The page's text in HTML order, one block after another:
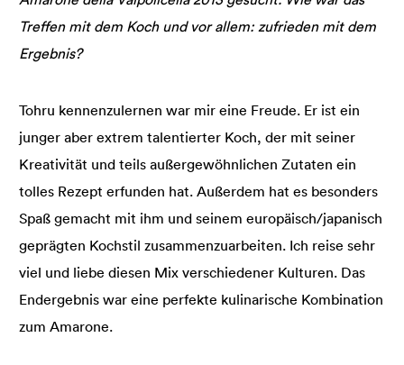
Treffen mit dem Koch und vor allem: zufrieden mit dem
Ergebnis?
Tohru kennenzulernen war mir eine Freude. Er ist ein
junger aber extrem talentierter Koch, der mit seiner
Kreativität und teils außergewöhnlichen Zutaten ein
tolles Rezept erfunden hat. Außerdem hat es besonders
Spaß gemacht mit ihm und seinem europäisch/japanisch
geprägten Kochstil zusammenzuarbeiten. Ich reise sehr
viel und liebe diesen Mix verschiedener Kulturen. Das
Endergebnis war eine perfekte kulinarische Kombination
zum Amarone.